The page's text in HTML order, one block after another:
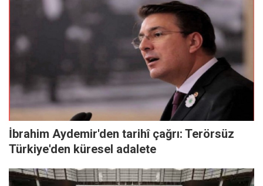
İbrahim Aydemir'den tarihî çağrı: Terörsüz
Türkiye'den küresel adalete